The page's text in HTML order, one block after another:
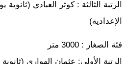
الرتبة الثالثة : كوثر العبادي
الإعدادية)
فئة الصغار : 3000 متر
الرتبة الأولى: عثمان الهواري